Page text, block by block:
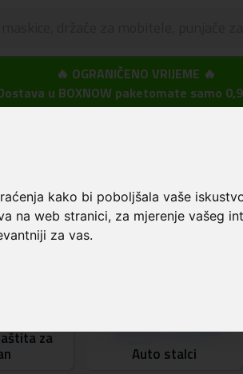
kako bi poboljšala vaše
na web stranici, za mjerenje vašeg
za vas.
🔥 OGRANIČENO VRIJEME 🔥
u BOXNOW paketomate samo
za
Auto stalci